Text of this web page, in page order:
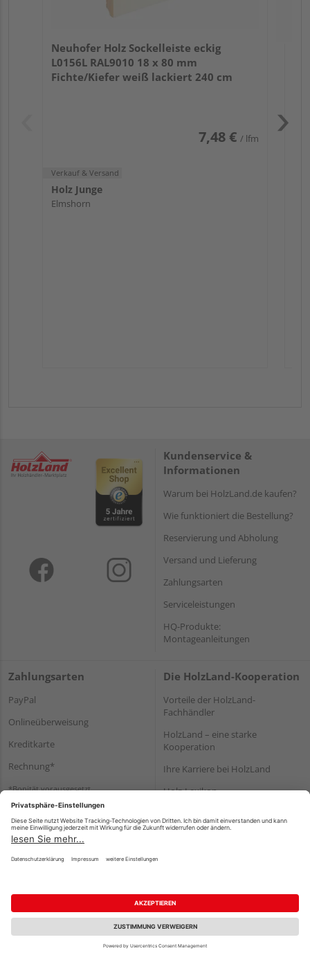
Neuhofer Holz Sockelleiste eckig
L0156L RAL9010 18 x 80 mm
Fichte/Kiefer weiß lackiert 240 cm
7,48 € / lfm
Verkauf & Versand
Holz Junge
Elmshorn
Kundenservice &
Informationen
Warum bei HolzLand.de kaufen?
Wie funktioniert die Bestellung?
Reservierung und Abholung
Versand und Lieferung
Zahlungsarten
Serviceleistungen
HQ-Produkte:
Montageanleitungen
Zahlungsarten
PayPal
Onlineüberweisung
Kreditkarte
Rechnung*
*Bonität vorausgesetzt
Die HolzLand-Kooperation
Vorteile der HolzLand-
Fachhändler
HolzLand – eine starke
Kooperation
Ihre Karriere bei HolzLand
Holz-Lexikon
Impressum Datenschutz
Nutzungsbedingungen
Barrierefreiheitserklärung
Vertrag widerrufen